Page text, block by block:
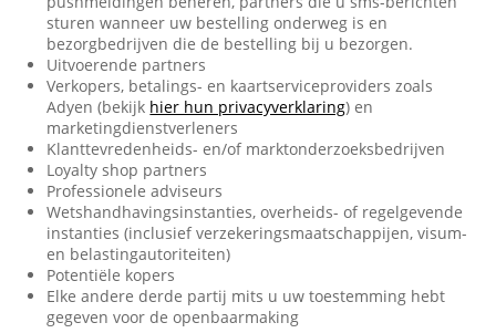
sturen wanneer uw bestelling onderweg is en
bezorgbedrijven die de bestelling bij u bezorgen.
Uitvoerende partners
Verkopers, betalings- en kaartserviceproviders zoals
Adyen (bekijk hier hun privacyverklaring) en
marketingdienstverleners
Klanttevredenheids- en/of marktonderzoeksbedrijven
Loyalty shop partners
Professionele adviseurs
Wetshandhavingsinstanties, overheids- of regelgevende
instanties (inclusief verzekeringsmaatschappijen, visum-
en belastingautoriteiten)
Potentiële kopers
Elke andere derde partij mits u uw toestemming hebt
gegeven voor de openbaarmaking